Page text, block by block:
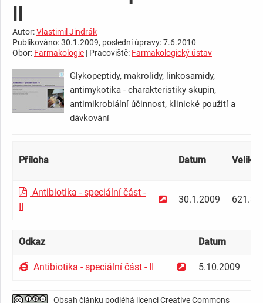
II
Autor:Vlastimil Jindrák
Publikováno: 30.1.2009, poslední úpravy: 7.6.2010
Obor: Farmakologie | Pracoviště: Farmakologický ústav
Glykopeptidy, makrolidy, linkosamidy,
antimykotika - charakteristiky skupin,
antimikrobiální účinnost, klinické použití a
dávkování
Příloha Datum
Antibiotika - speciální část -
II
30.1.2009 621.33
Odkaz Datum
Antibiotika - speciální část - II 5.10.2009
Obsah článku podléhá licenci Creative Commons